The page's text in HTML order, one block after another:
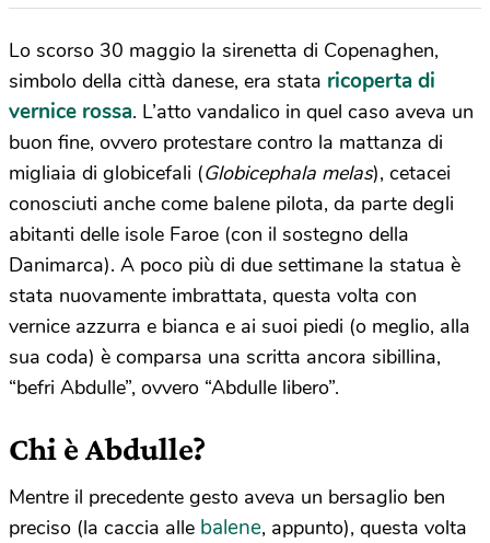
Lo scorso 30 maggio la sirenetta di Copenaghen,
simbolo della città danese, era stata ricoperta di
vernice rossa. L’atto vandalico in quel caso aveva un
buon fine, ovvero protestare contro la mattanza di
migliaia di globicefali (Globicephala melas), cetacei
conosciuti anche come balene pilota, da parte degli
abitanti delle isole Faroe (con il sostegno della
Danimarca). A poco più di due settimane la statua è
stata nuovamente imbrattata, questa volta con
vernice azzurra e bianca e ai suoi piedi (o meglio, alla
sua coda) è comparsa una scritta ancora sibillina,
“befri Abdulle”, ovvero “Abdulle libero”.
Chi è Abdulle?
Mentre il precedente gesto aveva un bersaglio ben
preciso (la caccia alle balene, appunto), questa volta